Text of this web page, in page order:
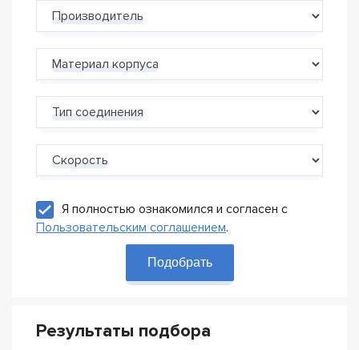
Производитель
Материал корпуса
Тип соединения
Скорость
Я полностью ознакомился и согласен с
Пользовательским соглашением.
Подобрать
Результаты подбора